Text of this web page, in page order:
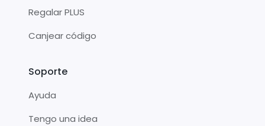
Regalar PLUS
Canjear código
Soporte
Ayuda
Tengo una idea